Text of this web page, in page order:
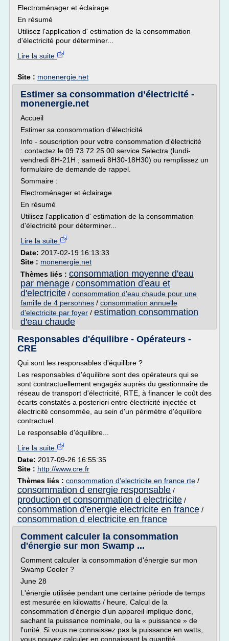
Electroménager et éclairage
En résumé
Utilisez l'application d' estimation de la consommation
d'électricité pour déterminer...
Lire la suite
Site : monenergie.net
Estimer sa consommation d’électricité -
monenergie.net
Accueil
Estimer sa consommation d'électricité
Info - souscription pour votre consommation d'électricité
: contactez le 09 73 72 25 00 service Selectra (lundi-
vendredi 8H-21H ; samedi 8H30-18H30) ou remplissez un
formulaire de demande de rappel.
Sommaire :
Electroménager et éclairage
En résumé
Utilisez l'application d' estimation de la consommation
d'électricité pour déterminer...
Lire la suite
Date: 2017-02-19 16:13:33
Site : monenergie.net
Thèmes liés : consommation moyenne d'eau
par menage / consommation d'eau et
d'electricite / consommation d'eau chaude pour une
famille de 4 personnes / consommation annuelle
d'electricite par foyer / estimation consommation
d'eau chaude
Responsables d'équilibre - Opérateurs -
CRE
Qui sont les responsables d'équilibre ?
Les responsables d'équilibre sont des opérateurs qui se
sont contractuellement engagés auprès du gestionnaire de
réseau de transport d'électricité, RTE, à financer le coût des
écarts constatés a posteriori entre électricité injectée et
électricité consommée, au sein d'un périmètre d'équilibre
contractuel.
Le responsable d'équilibre...
Lire la suite
Date: 2017-09-26 16:55:35
Site : http://www.cre.fr
Thèmes liés : consommation d'electricite en france rte /
consommation d energie responsable /
production et consommation d electricite /
consommation d'energie electricite en france /
consommation d electricite en france
Comment calculer la consommation
d'énergie sur mon Swamp ...
Comment calculer la consommation d'énergie sur mon
Swamp Cooler ?
June 28
L'énergie utilisée pendant une certaine période de temps
est mesurée en kilowatts / heure. Calcul de la
consommation d'énergie d'un appareil implique donc,
sachant la puissance nominale, ou la « puissance » de
l'unité. Si vous ne connaissez pas la puissance en watts,
vous pouvez calculer en connaissant la quantité...